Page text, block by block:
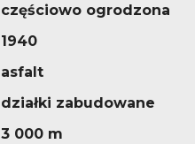
częściowo ogrodzona
1940
asfalt
działki zabudowane
3 000 m